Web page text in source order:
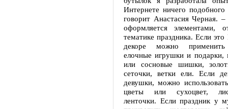
Интернете ничего подобного
говорит Анастасия Черная.
оформляется элементами,
тематике праздника. Если
декоре можно
елочные игрушки и подарки,
или сосновые шишки,
сеточки, ветки ели. Если
девушки, можно
цветы или сухоцвет,
ленточки. Если праздник у